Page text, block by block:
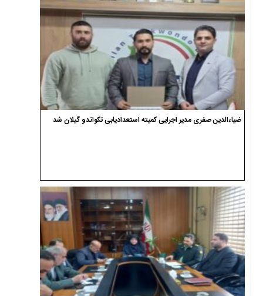
ضیاءالدین صفری مدیر اجرایی کمیته استعدادیابی تکواندو گیلان شد